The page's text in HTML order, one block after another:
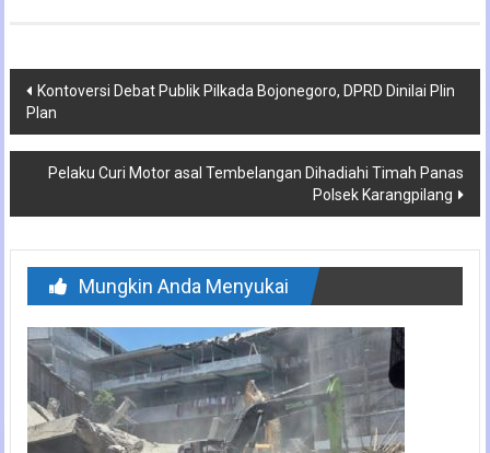
Navigasi
pos
Kontoversi Debat Publik Pilkada Bojonegoro, DPRD Dinilai Plin
Plan
Pelaku Curi Motor asal Tembelangan Dihadiahi Timah Panas
Polsek Karangpilang
Mungkin Anda Menyukai